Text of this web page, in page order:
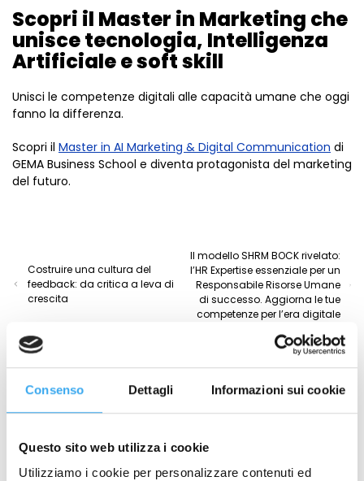
Consenso Dettagli Informazioni sui cookie
Questo sito web utilizza i cookie
Utilizziamo i cookie per personalizzare contenuti ed
Scopri il Master in Marketing che
unisce tecnologia, Intelligenza
Artificiale e soft skill
Unisci le competenze digitali alle capacità umane che oggi
fanno la differenza.
Scopri il Master in AI Marketing & Digital Communication di
GEMA Business School e diventa protagonista del marketing
del futuro.
Costruire una cultura del
feedback: da critica a leva di
crescita
Il modello SHRM BOCK rivelato:
l’HR Expertise essenziale per un
Responsabile Risorse Umane
di successo. Aggiorna le tue
competenze per l’era digitale
Leggi anche